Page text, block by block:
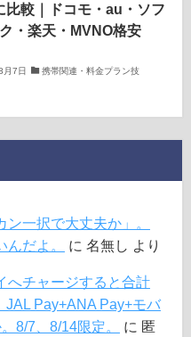
比較｜ドコモ・au・ソフ
ク・楽天・MVNO格安
月7日 携帯関連・料金プラン技
一択で大丈夫か」。
だよ。
に 名無し より
へチャージすると合計
Pay+ANA Pay+モバ
8/7、8/14限定。
に 匿